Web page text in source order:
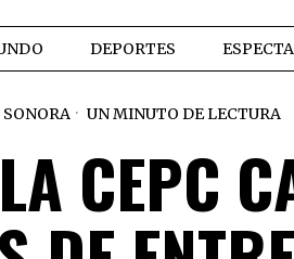
DEPORTES
SONORA UN MINUTO DE LECTURA
CEPC